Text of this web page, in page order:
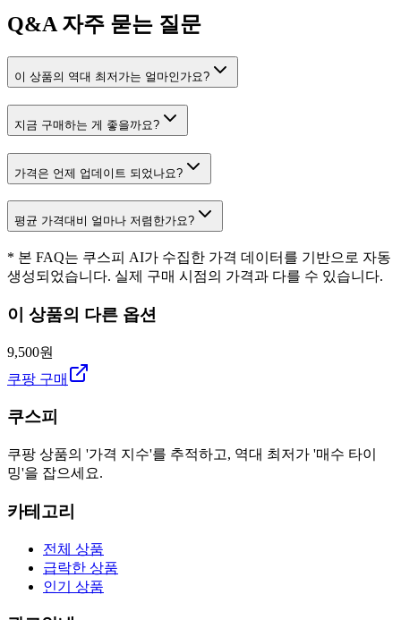
Q&A자주 묻는 질문
이 상품의 역대 최저가는 얼마인가요?
지금 구매하는 게 좋을까요?
가격은 언제 업데이트 되었나요?
평균 가격대비 얼마나 저렴한가요?
* 본 FAQ는 쿠스피 AI가 수집한 가격 데이터를 기반으로 자동
생성되었습니다. 실제 구매 시점의 가격과 다를 수 있습니다.
이 상품의 다른 옵션
9,500원
쿠팡 구매
쿠스피
쿠팡 상품의 '가격 지수'를 추적하고, 역대 최저가 '매수 타이
밍'을 잡으세요.
카테고리
전체 상품
급락한 상품
인기 상품